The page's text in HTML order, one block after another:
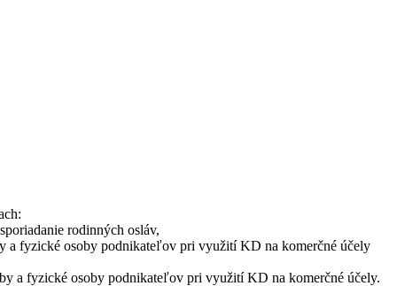
rodinných osláv,
a fyzické osoby podnikateľov pri využití KD na komerčné účely
a fyzické osoby podnikateľov pri využití KD na komerčné účely.